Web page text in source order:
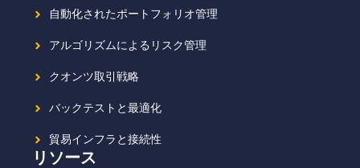
自動化されたポートフォリオ管理
アルゴリズムによるリスク管理
クオンツ取引戦略
バックテストと最適化
貿易インフラと接続性
リソース